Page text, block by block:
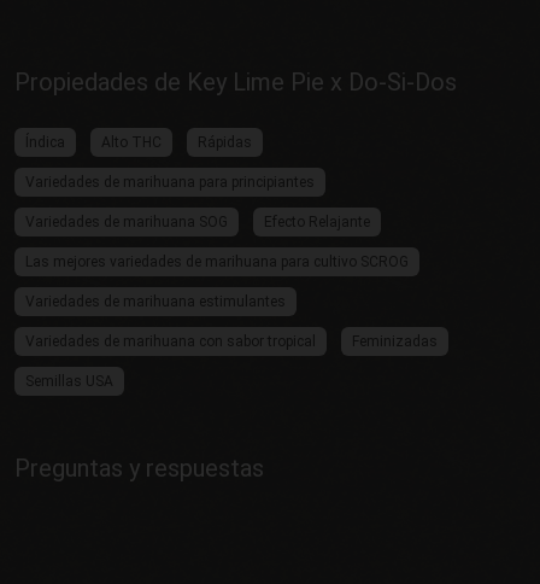
Propiedades de Key Lime Pie x Do-Si-Dos
Índica Alto THC Rápidas
Variedades de marihuana para principiantes
Variedades de marihuana SOG Efecto Relajante
Las mejores variedades de marihuana para cultivo SCROG
Variedades de marihuana estimulantes
Variedades de marihuana con sabor tropical Feminizadas
Semillas USA
Preguntas y respuestas